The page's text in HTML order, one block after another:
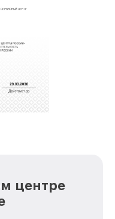
которые
в сервис в
отличную
и
центре